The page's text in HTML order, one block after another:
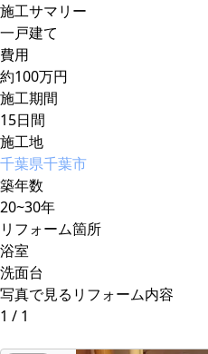
施工サマリー
一戸建て
費用
約100万円
施工期間
15日間
施工地
千葉県千葉市
築年数
20~30年
リフォーム箇所
浴室
洗面台
写真で見るリフォーム内容
1 / 1